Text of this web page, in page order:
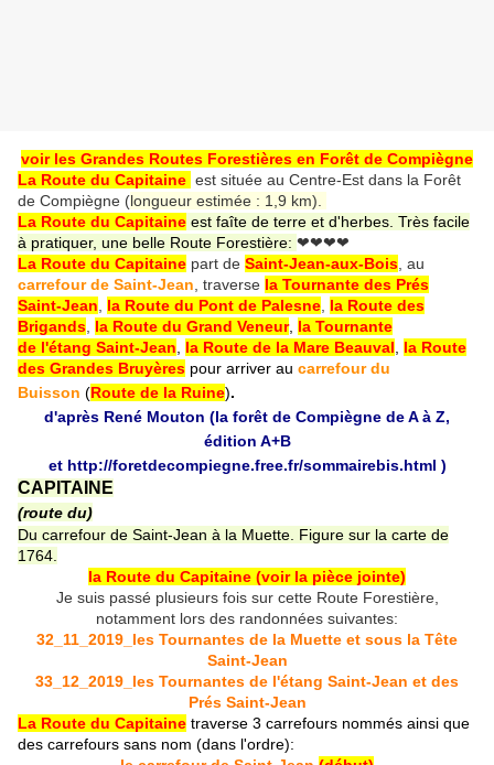
voir les Grandes Routes Forestières en Forêt de Compiègne
La Route du Capitaine est située au Centre-Est dans la Forêt
de Compiègne (longueur estimée : 1,9 km).
La Route du Capitaine est faîte de terre et d'herbes. Très facile
à pratiquer, une belle Route Forestière: ❤❤❤❤
La Route du Capitaine part de Saint-Jean-aux-Bois , au
carrefour de Saint-Jean , traverse la Tournante des Prés
Saint-Jean
la Route du Pont de Palesne la Route des
Brigands la Route du Grand Veneur, la Tournante
de l'étang Saint-Jean
la Route de la Mare Beauval
la Route
des Grandes Bruyères pour arriver au carrefour du
Buisson (Route de la Ruine).
d'après René Mouton (la forêt de Compiègne de A à Z,
édition A+B
et http://foretdecompiegne.free.fr/sommairebis.html )
CAPITAINE
(route du)
Du carrefour de Saint-Jean à la Muette. Figure sur la carte de
1764.
la Route du Capitaine (voir la pièce jointe)
Je suis passé plusieurs fois sur cette Route Forestière,
notamment lors des randonnées suivantes:
32_11_2019_les Tournantes de la Muette et sous la Tête
Saint-Jean
33_12_2019_les Tournantes de l'étang Saint-Jean et des
Prés Saint-Jean
La Route du Capitaine traverse 3 carrefours nommés ainsi que
des carrefours sans nom (dans l'ordre):